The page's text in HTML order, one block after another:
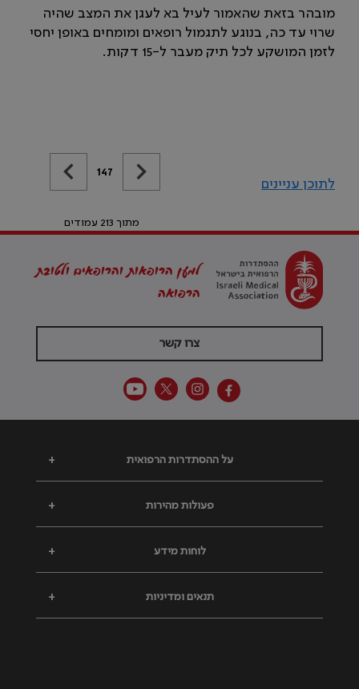
מובהר בזאת שהאמור לעיל בא לעגן את המצב שהיה
שרוי עד כה, בנוגע לתגמול רופאים ומומחים באופן יחסי
לזמן המושקע לכל תיק מעבר ל-15 דקות.
לתוכן עניינים
147
מתוך 213 עמודים
למען הרופאות והרופאים ולטובת
הרפואה
צרו קשר
+ על ההסתדרות הרפואית
+ פעולות מהירות
+ לוחות מידע
+ תנאים ומדיניות